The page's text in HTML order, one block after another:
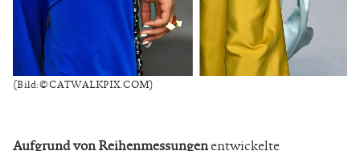
(Bild: © CATWALKPIX.COM)
Aufgrund von Reihenmessungenentwickelte